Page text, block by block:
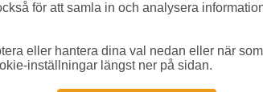
för att samla in och analysera
eller hantera dina val nedan eller när
inställningar längst ner på sidan.